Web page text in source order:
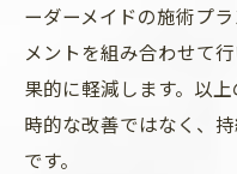
ーダーメイドの施術プ
メントを組み合わせて
果的に軽減します。以
時的な改善ではなく、
です。